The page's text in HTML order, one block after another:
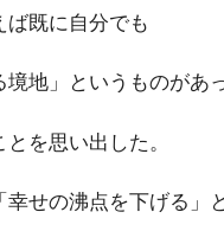
ば既に自分でも
境地」というものがあ
とを思い出した。
幸せの沸点を下げる」